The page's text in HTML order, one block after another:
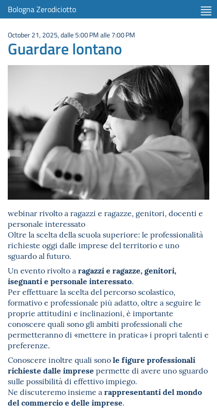
Bologna Zerodiciotto
October 21, 2025, dalle 5:00 PM alle 7:00 PM
Guardare lontano
webinar rivolto a ragazzi e ragazze, genitori, docenti e
personale interessato
Oltre la scelta della scuola superiore: le professionalità
richieste oggi dalle imprese del territorio e uno
sguardo al futuro.
Un evento rivolto a ragazzi e ragazze, genitori,
isegnanti e personale interessato.
Per effettuare la scelta del percorso scolastico,
formativo e professionale più adatto, oltre a seguire le
proprie attitudini e inclinazioni, è importante
conoscere quali sono gli ambiti professionali che
permetteranno di «mettere in pratica» i propri talenti e
preferenze.
Conoscere inoltre quali sonole figure professionali
richieste dalle imprese permette di avere uno sguardo
sulle possibilità di effettivo impiego.
Ne discuteremo insieme a rappresentanti del mondo
del commercio e delle imprese.